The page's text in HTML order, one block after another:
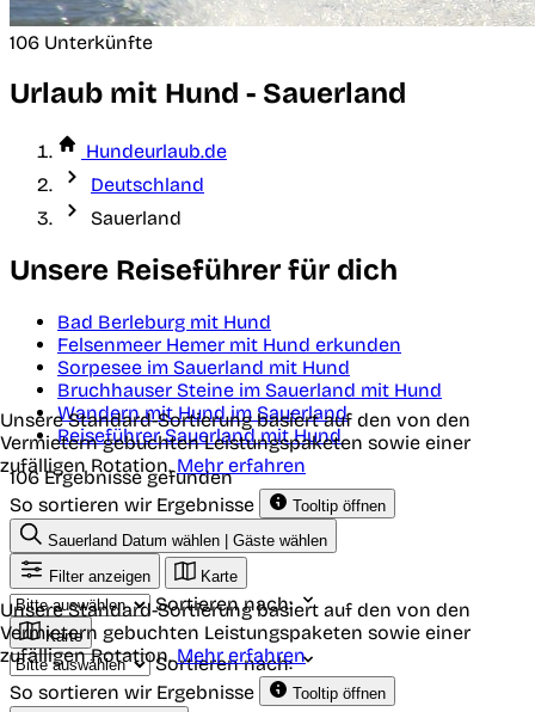
106 Unterkünfte
Urlaub mit Hund - Sauerland
Hundeurlaub.de
Deutschland
Sauerland
Unsere Reiseführer für dich
Bad Berleburg mit Hund
Felsenmeer Hemer mit Hund erkunden
Sorpesee im Sauerland mit Hund
Bruchhauser Steine im Sauerland mit Hund
Wandern mit Hund im Sauerland
Reiseführer Sauerland mit Hund
106 Ergebnisse gefunden
So sortieren wir Ergebnisse
Tooltip öffnen
Unsere Standard-Sortierung basiert auf den von den
Vermietern gebuchten Leistungspaketen sowie einer
zufälligen Rotation.Mehr erfahren
Sauerland Datum wählen | Gäste wählen
Filter anzeigen
Karte
Sortieren nach:
Karte
Sortieren nach:
So sortieren wir Ergebnisse
Tooltip öffnen
Unsere Standard-Sortierung basiert auf den von den
Vermietern gebuchten Leistungspaketen sowie einer
zufälligen Rotation.Mehr erfahren